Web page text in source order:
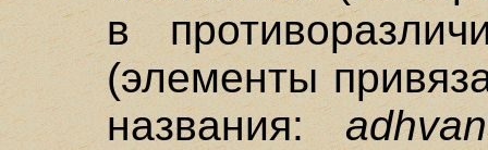
в
(элементы
названия: